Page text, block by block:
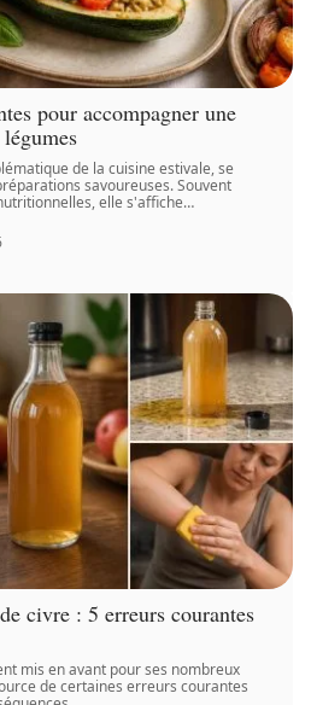
pour accompagner une
de la cuisine estivale, se
savoureuses. Souvent
elle s'affiche…
civre : 5 erreurs courantes
mis en avant pour ses nombreux
de certaines erreurs courantes